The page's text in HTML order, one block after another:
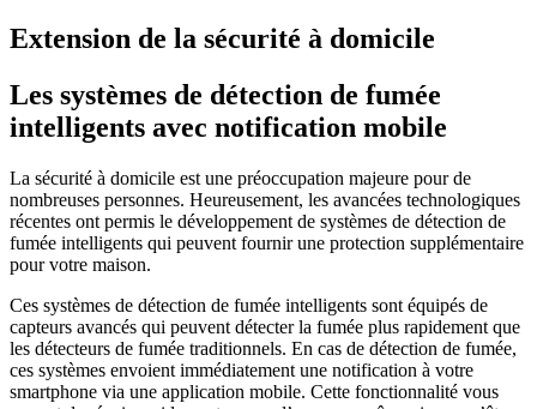
Extension de la sécurité à domicile
Les systèmes de détection de fumée
intelligents avec notification mobile
La sécurité à domicile est une préoccupation majeure pour de
nombreuses personnes. Heureusement, les avancées technologiques
récentes ont permis le développement de systèmes de détection de
fumée intelligents qui peuvent fournir une protection supplémentaire
pour votre maison.
Ces systèmes de détection de fumée intelligents sont équipés de
capteurs avancés qui peuvent détecter la fumée plus rapidement que
les détecteurs de fumée traditionnels. En cas de détection de fumée,
ces systèmes envoient immédiatement une notification à votre
smartphone via une application mobile. Cette fonctionnalité vous